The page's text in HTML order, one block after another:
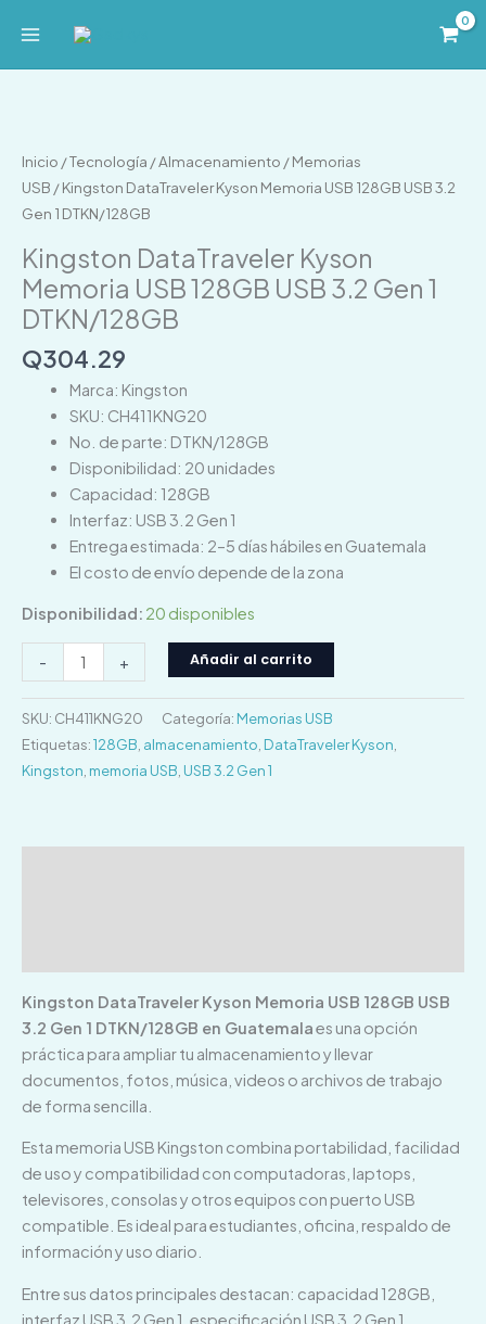
Inicio /Tecnología /Almacenamiento /Memorias
USB / Kingston DataTraveler Kyson Memoria USB 128GB USB 3.2
Gen 1 DTKN/128GB
Kingston DataTraveler Kyson
Memoria USB 128GB USB 3.2 Gen 1
DTKN/128GB
Q304.29
Marca: Kingston
SKU: CH411KNG20
No. de parte: DTKN/128GB
Disponibilidad: 20 unidades
Capacidad: 128GB
Interfaz: USB 3.2 Gen 1
Entrega estimada: 2–5 días hábiles en Guatemala
El costo de envío depende de la zona
Disponibilidad: 20 disponibles
-
Kyson
Memoria
USB
USB
3.2
Gen
DTKN/128GB
cantidad
+ Añadir al carrito
SKU: CH411KNG20 Categoría: Memorias USB
Etiquetas:128GB almacenamiento DataTraveler Kyson
Kingston memoria USB USB 3.2 Gen 1
Kingston DataTraveler Kyson Memoria USB 128GB USB
3.2 Gen 1 DTKN/128GB en Guatemalaes una opción
práctica para ampliar tu almacenamiento y llevar
documentos, fotos, música, videos o archivos de trabajo
de forma sencilla.
Esta memoria USB Kingston combina portabilidad, facilidad
de uso y compatibilidad con computadoras, laptops,
televisores, consolas y otros equipos con puerto USB
compatible. Es ideal para estudiantes, oficina, respaldo de
información y uso diario.
Entre sus datos principales destacan: capacidad 128GB,
interfaz USB 3.2 Gen 1, especificación USB 3.2 Gen 1,